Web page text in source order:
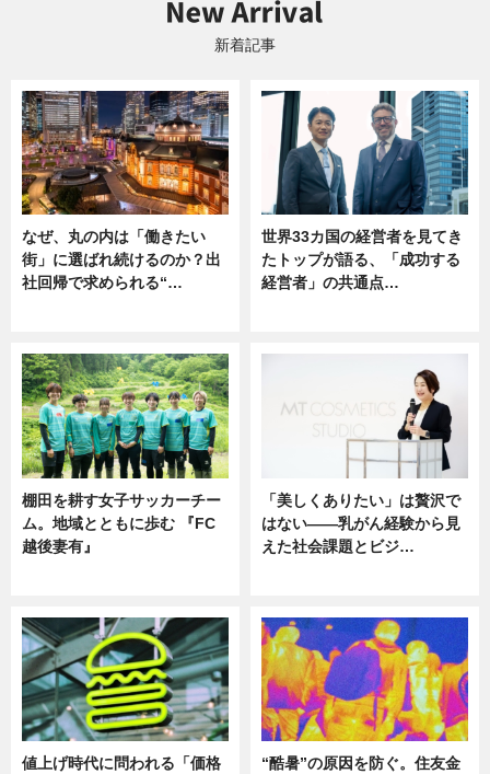
新着記事
なぜ、丸の内は「働きたい
街」に選ばれ続けるのか？出
社回帰で求められる“…
世界33カ国の経営者を見てき
たトップが語る、「成功する
経営者」の共通点…
棚田を耕す女子サッカーチー
ム。地域とともに歩む 『FC
越後妻有』
「美しくありたい」は贅沢で
はない――乳がん経験から見
えた社会課題とビジ…
値上げ時代に問われる「価格
“酷暑”の原因を防ぐ。住友金